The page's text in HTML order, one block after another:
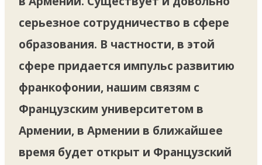
серьезное сотрудничество в сфере
образования. В частности, в этой
сфере придается импульс развитию
франкофонии, нашим связям с
Французским университетом в
Армении, в Армении в ближайшее
время будет открыт и Французский